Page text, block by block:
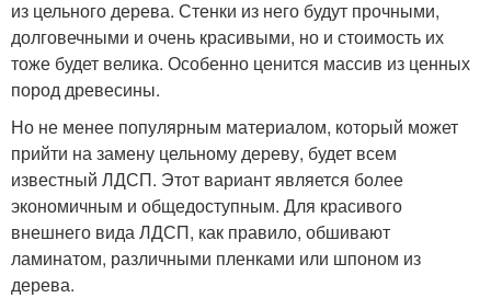
из цельного дерева. Стенки из него будут прочными,
долговечными и очень красивыми, но и стоимость их
тоже будет велика. Особенно ценится массив из ценных
пород древесины.
Но не менее популярным материалом, который может
прийти на замену цельному дереву, будет всем
известный ЛДСП. Этот вариант является более
экономичным и общедоступным. Для красивого
внешнего вида ЛДСП, как правило, обшивают
ламинатом, различными пленками или шпоном из
дерева.